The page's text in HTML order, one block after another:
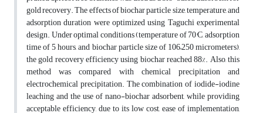
gold recovery. The effects of biochar particle size, temperature, and
adsorption duration were optimized using Taguchi experimental
design. Under optimal conditions (temperature of 70°C, adsorption
time of 5 hours, and biochar particle size of 106–250 micrometers),
the gold recovery efficiency using biochar reached 88%. Also, this
method was compared with chemical precipitation and
electrochemical precipitation. The combination of iodide-iodine
leaching and the use of nano-biochar adsorbent, while providing
acceptable efficiency, due to its low cost, ease of implementation,